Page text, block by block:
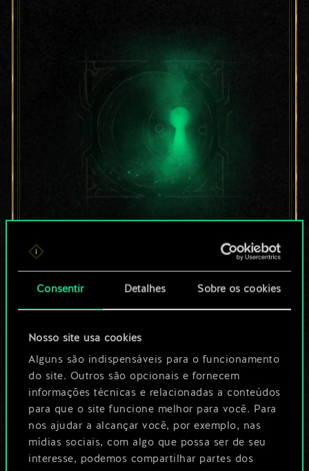
Consentir Detalhes Sobre os cookies
Nosso site usa cookies
Alguns são indispensáveis para o funcionamento
do site. Outros são opcionais e fornecem
informações técnicas e relacionadas a conteúdos
para que o site funcione melhor para você. Para
nos ajudar a alcançar você, por exemplo, nas
mídias sociais, com algo que possa ser de seu
interesse, podemos compartilhar partes dos
Por enquanto, isto é
apenas um conjunto
compartilhado.
No entanto, dá para
ser muito mais!
Dê um nome para este baralho e crie
um guia